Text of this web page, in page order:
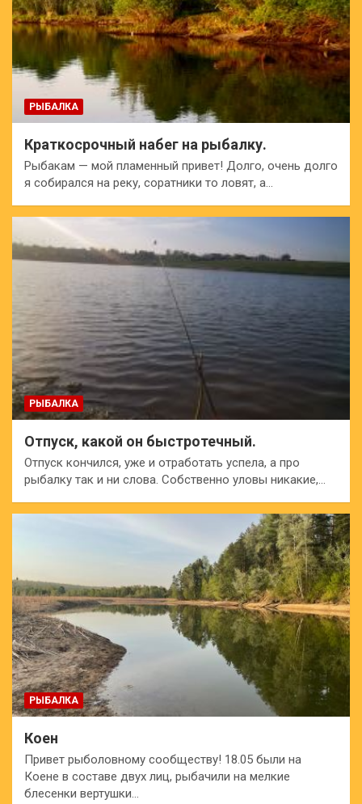
РЫБАЛКА
Краткосрочный набег на рыбалку.
Рыбакам — мой пламенный привет! Долго, очень долго
я собирался на реку, соратники то ловят, а…
РЫБАЛКА
Отпуск, какой он быстротечный.
Отпуск кончился, уже и отработать успела, а про
рыбалку так и ни слова. Собственно уловы никакие,…
РЫБАЛКА
Коен
Привет рыболовному сообществу! 18.05 были на
Коене в составе двух лиц, рыбачили на мелкие
блесенки вертушки…